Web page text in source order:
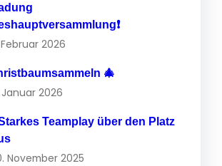
Februar 2026
🎄
2026
Teamplay über den Platz
November 2025